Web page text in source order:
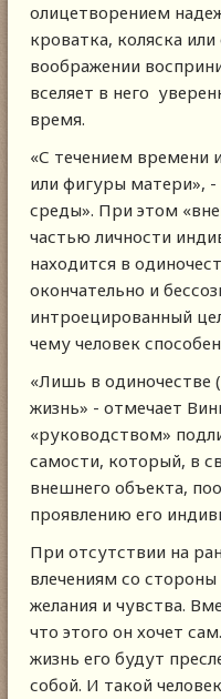
олицетворением
кроватка, коляска
воображении
вселяет в него
время.
«С течением времени
или фигуры матери»,
среды». При этом
частью личности
находится в
окончательно и
интроецированный
чему человек
«Лишь в одиночестве
жизнь» - отмечает
«руководством»
самости, который, в
внешнего объекта,
проявлению его
При отсутствии на
влечениям со
желания и чувства.
что этого он хочет
жизнь его будут
собой. И такой